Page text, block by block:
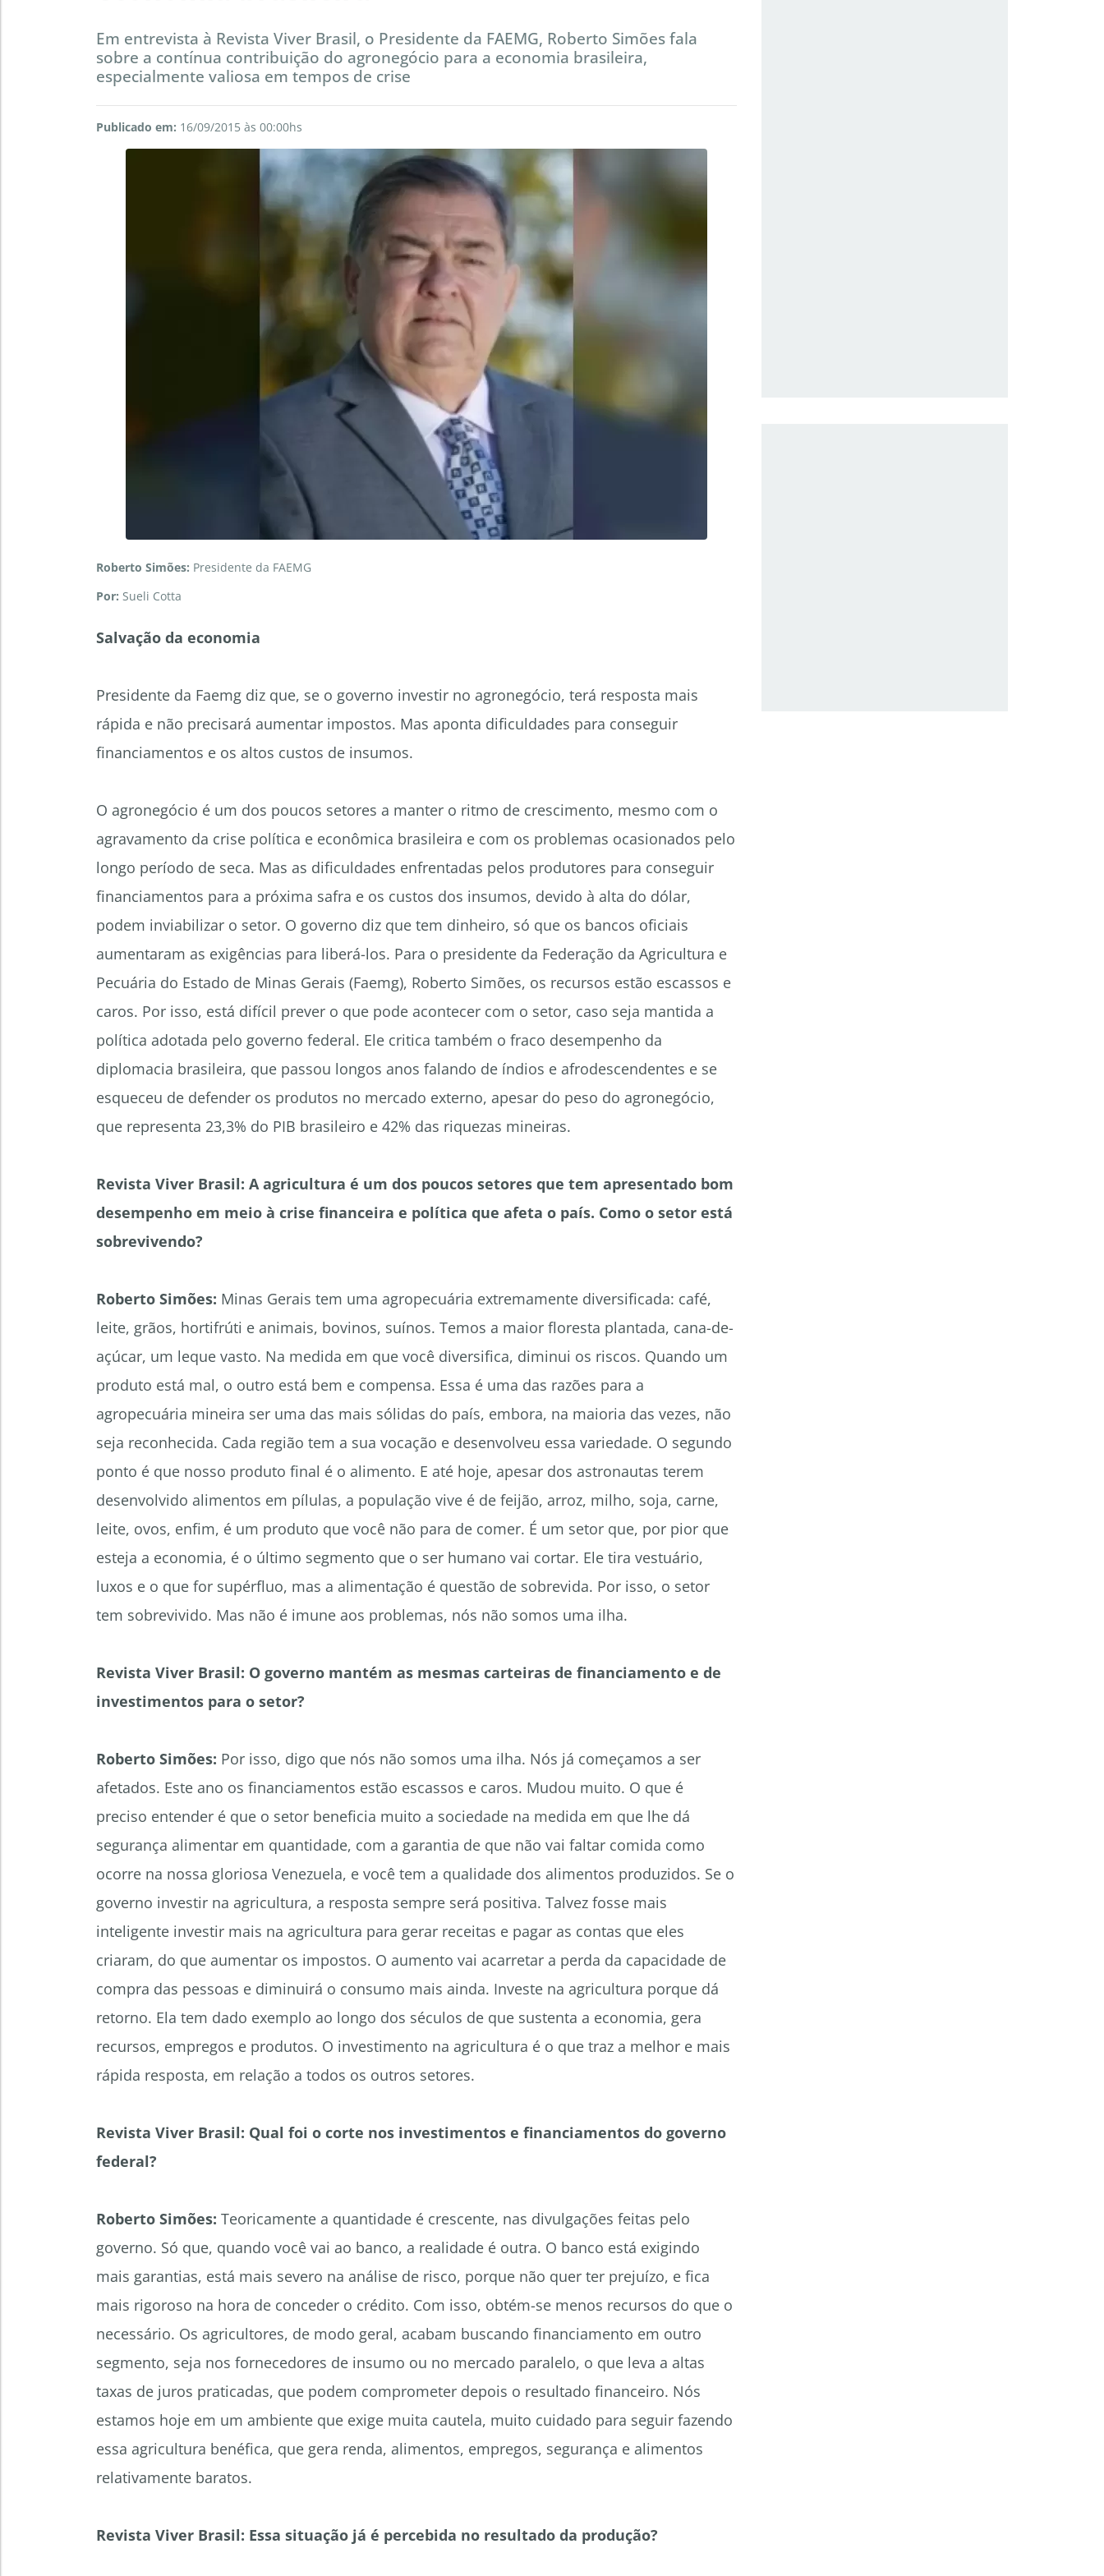
Em entrevista à Revista Viver Brasil, o Presidente da FAEMG, Roberto Simões fala
sobre a contínua contribuição do agronegócio para a economia brasileira,
especialmente valiosa em tempos de crise
Publicado em: 16/09/2015 às 00:00hs
Roberto Simões: Presidente da FAEMG
Por: Sueli Cotta
Salvação da economia
Presidente da Faemg diz que, se o governo investir no agronegócio, terá resposta mais
rápida e não precisará aumentar impostos. Mas aponta dificuldades para conseguir
financiamentos e os altos custos de insumos.
O agronegócio é um dos poucos setores a manter o ritmo de crescimento, mesmo com o
agravamento da crise política e econômica brasileira e com os problemas ocasionados pelo
longo período de seca. Mas as dificuldades enfrentadas pelos produtores para conseguir
financiamentos para a próxima safra e os custos dos insumos, devido à alta do dólar,
podem inviabilizar o setor. O governo diz que tem dinheiro, só que os bancos oficiais
aumentaram as exigências para liberá-los. Para o presidente da Federação da Agricultura e
Pecuária do Estado de Minas Gerais (Faemg), Roberto Simões, os recursos estão escassos e
caros. Por isso, está difícil prever o que pode acontecer com o setor, caso seja mantida a
política adotada pelo governo federal. Ele critica também o fraco desempenho da
diplomacia brasileira, que passou longos anos falando de índios e afrodescendentes e se
esqueceu de defender os produtos no mercado externo, apesar do peso do agronegócio,
que representa 23,3% do PIB brasileiro e 42% das riquezas mineiras.
Revista Viver Brasil: A agricultura é um dos poucos setores que tem apresentado bom
desempenho em meio à crise financeira e política que afeta o país. Como o setor está
sobrevivendo?
Roberto Simões: Minas Gerais tem uma agropecuária extremamente diversificada: café,
leite, grãos, hortifrúti e animais, bovinos, suínos. Temos a maior floresta plantada, cana-de-
açúcar, um leque vasto. Na medida em que você diversifica, diminui os riscos. Quando um
produto está mal, o outro está bem e compensa. Essa é uma das razões para a
agropecuária mineira ser uma das mais sólidas do país, embora, na maioria das vezes, não
seja reconhecida. Cada região tem a sua vocação e desenvolveu essa variedade. O segundo
ponto é que nosso produto final é o alimento. E até hoje, apesar dos astronautas terem
desenvolvido alimentos em pílulas, a população vive é de feijão, arroz, milho, soja, carne,
leite, ovos, enfim, é um produto que você não para de comer. É um setor que, por pior que
esteja a economia, é o último segmento que o ser humano vai cortar. Ele tira vestuário,
luxos e o que for supérfluo, mas a alimentação é questão de sobrevida. Por isso, o setor
tem sobrevivido. Mas não é imune aos problemas, nós não somos uma ilha.
Revista Viver Brasil: O governo mantém as mesmas carteiras de financiamento e de
investimentos para o setor?
Roberto Simões: Por isso, digo que nós não somos uma ilha. Nós já começamos a ser
afetados. Este ano os financiamentos estão escassos e caros. Mudou muito. O que é
preciso entender é que o setor beneficia muito a sociedade na medida em que lhe dá
segurança alimentar em quantidade, com a garantia de que não vai faltar comida como
ocorre na nossa gloriosa Venezuela, e você tem a qualidade dos alimentos produzidos. Se o
governo investir na agricultura, a resposta sempre será positiva. Talvez fosse mais
inteligente investir mais na agricultura para gerar receitas e pagar as contas que eles
criaram, do que aumentar os impostos. O aumento vai acarretar a perda da capacidade de
compra das pessoas e diminuirá o consumo mais ainda. Investe na agricultura porque dá
retorno. Ela tem dado exemplo ao longo dos séculos de que sustenta a economia, gera
recursos, empregos e produtos. O investimento na agricultura é o que traz a melhor e mais
rápida resposta, em relação a todos os outros setores.
Revista Viver Brasil: Qual foi o corte nos investimentos e financiamentos do governo
federal?
Roberto Simões: Teoricamente a quantidade é crescente, nas divulgações feitas pelo
governo. Só que, quando você vai ao banco, a realidade é outra. O banco está exigindo
mais garantias, está mais severo na análise de risco, porque não quer ter prejuízo, e fica
mais rigoroso na hora de conceder o crédito. Com isso, obtém-se menos recursos do que o
necessário. Os agricultores, de modo geral, acabam buscando financiamento em outro
segmento, seja nos fornecedores de insumo ou no mercado paralelo, o que leva a altas
taxas de juros praticadas, que podem comprometer depois o resultado financeiro. Nós
estamos hoje em um ambiente que exige muita cautela, muito cuidado para seguir fazendo
essa agricultura benéfica, que gera renda, alimentos, empregos, segurança e alimentos
relativamente baratos.
Revista Viver Brasil: Essa situação já é percebida no resultado da produção?